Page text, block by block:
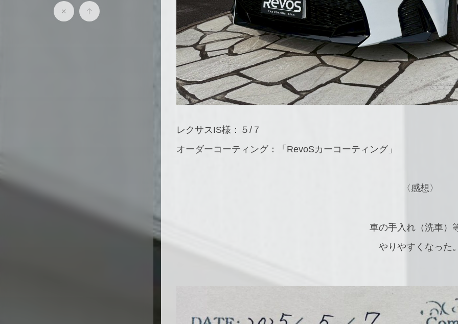
レクサスIS様：５/７
オーダーコーティング：「RevoSカーコーティング」
〈感想〉
車の手入れ（洗車）
やりやすくなった